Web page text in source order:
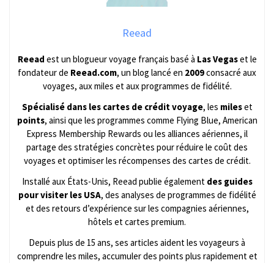
Reead
Reead est un blogueur voyage français basé à Las Vegaset le
fondateur de Reead.com, un blog lancé en 2009consacré aux
voyages, aux miles et aux programmes de fidélité.
Spécialisé dans les cartes de crédit voyage, les mileset
points, ainsi que les programmes comme Flying Blue, American
Express Membership Rewards ou les alliances aériennes, il
partage des stratégies concrètes pour réduire le coût des
voyages et optimiser les récompenses des cartes de crédit.
Installé aux États-Unis, Reead publie également des guides
pour visiter les USA, des analyses de programmes de fidélité
et des retours d’expérience sur les compagnies aériennes,
hôtels et cartes premium.
Depuis plus de 15 ans, ses articles aident les voyageurs à
comprendre les miles, accumuler des points plus rapidement et